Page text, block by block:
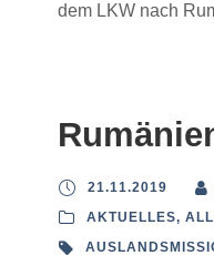
dem LKW nach
21.11.2019
AKTUELLES,